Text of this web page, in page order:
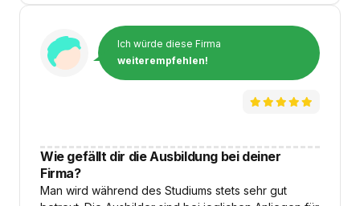
Ich würde diese Firma
weiterempfehlen!
Wie gefällt dir die Ausbildung bei deiner
Firma?
Man wird während des Studiums stets sehr gut